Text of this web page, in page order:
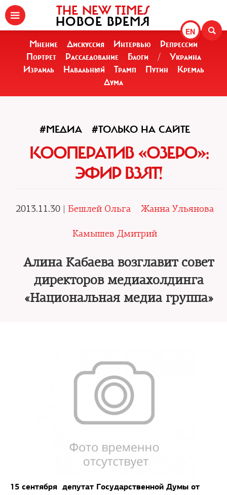
EN
THE NEW TIMES
НОВОЕ ВРЕМЯ
Мнение Дискуссия Интервью
Репрессии
Портрет
Расследование Блоги /
Украина
Израиль
Навальный Трамп Путин
Кремль
Дума
#МЕДИА #ТОЛЬКО НА САЙТЕ
КООПЕРАТИВ «ОЗЕРО»:
ЭФИР ВЗЯТ!
2013.11.30 | Бешлей Ольга Жанна Ульянова
Камышев Дмитрий
Алина Кабаева возглавит совет
директоров медиахолдинга
«Национальная медиа группа»
15 сентября депутат Государственной Думы от